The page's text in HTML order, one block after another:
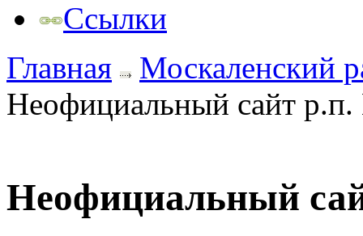
Ссылки
Главная
Москаленский
Неофициальный сайт
Неофициальный